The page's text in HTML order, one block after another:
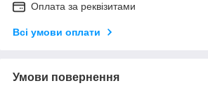
Оплата за реквізитами
Всі умови оплати
Умови повернення